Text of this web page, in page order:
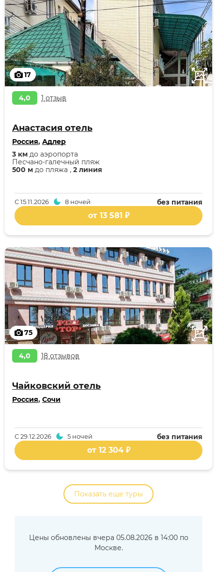
17
4,0 1 отзыв
Анастасия отель
Россия, Адлер
500 м до пляжа , 2 линия
Песчано-галечный пляж
3 км до аэропорта
без питания
С15.11.2026 8 ночей
от 13 581 ₽
75
4,0 18 отзывов
Чайковский отель
Россия, Сочи
без питания
С29.12.2026 5 ночей
от 12 304 ₽
Показать еще туры
Цены обновлены вчера 05.08.2026 в 14:00 по
Москве.